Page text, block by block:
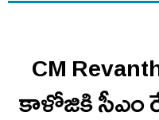
CM
కాళోజికి సీఎం